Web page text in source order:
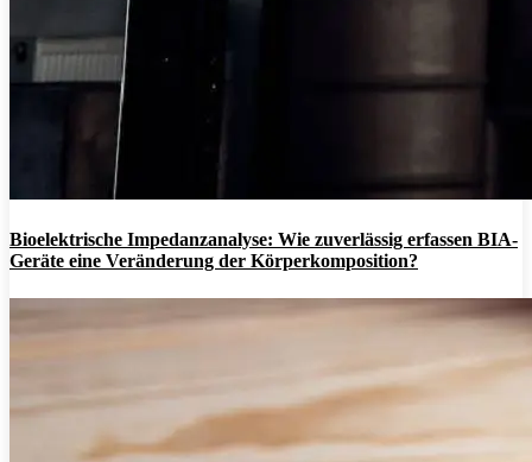
Bioelektrische Impedanzanalyse: Wie zuverlässig erfassen BIA-
Geräte eine Veränderung der Körperkomposition?